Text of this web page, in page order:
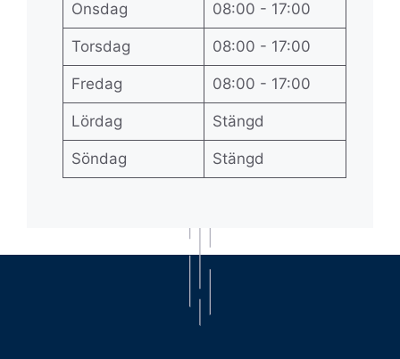
Onsdag 08:00 - 17:00
Torsdag 08:00 - 17:00
Fredag 08:00 - 17:00
Lördag Stängd
Söndag Stängd